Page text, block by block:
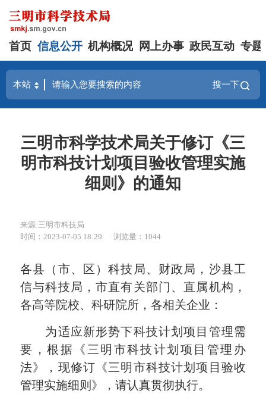
首页 信息公开 机构概况 网上办事 政民互动 专题
搜一下
三明市科学技术局关于修订《三
明市科技计划项目验收管理实施
细则》的通知
来源:三明市科技局
时间：2023-07-05 18:29
浏览量：1044
各县（市、区）科技局、财政局，沙县工
信与科技局，市直有关部门、直属机构，
各高等院校、科研院所，各相关企业：
为适应新形势下科技计划项目管理需
要，根据《三明市科技计划项目管理办
法》，现修订《三明市科技计划项目验收
管理实施细则》，请认真贯彻执行。